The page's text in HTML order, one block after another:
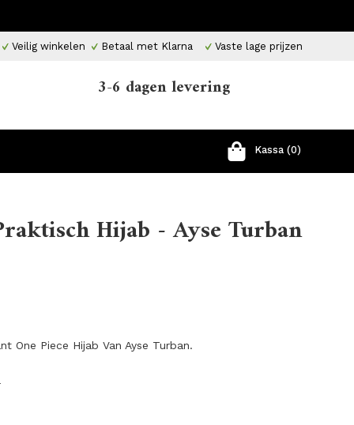
Veilig winkelen Betaal met Klarna Vaste lage prijzen
3-6 dagen levering
Kassa (0)
Hijab - Ayse Turban
One Piece Hijab Van Ayse Turban.